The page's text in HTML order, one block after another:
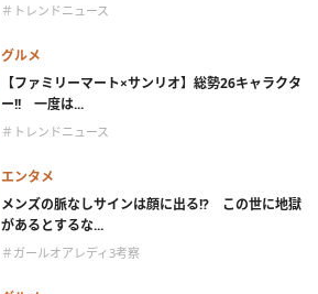
＃トレンドニュース
グルメ
【ファミリーマート×サンリオ】総勢26キャラクタ
ー!! 一度は...
＃トレンドニュース
エンタメ
メンズの脈なしサインは顔に出る!? この世に地獄
があるとするな...
＃ガールオアレディ3考察